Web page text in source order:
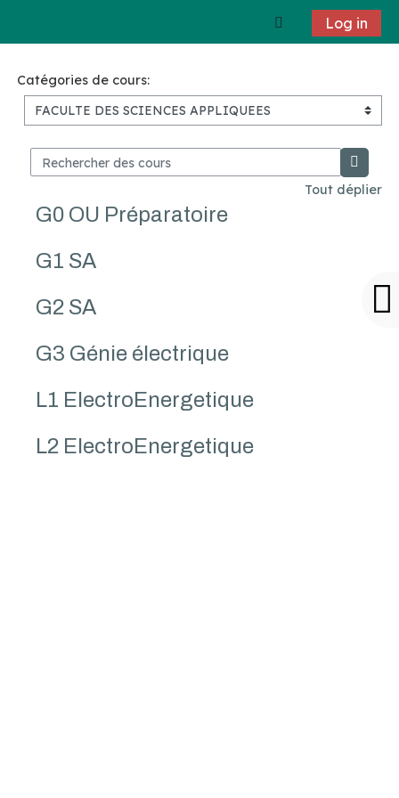
ToggleLog in
Catégories de cours:
Rechercher des cours
Tout déplier
G0 OU Préparatoire
G1 SA
G2 SA
G3 Génie électrique
L1 ElectroEnergetique
L2 ElectroEnergetique